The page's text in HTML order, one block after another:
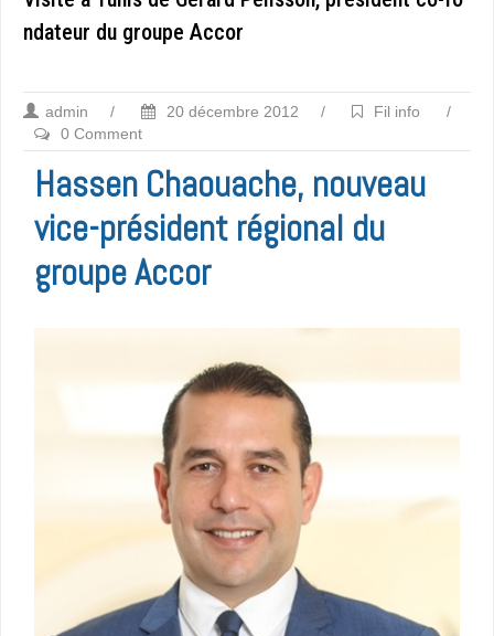
ndateur du groupe Accor
admin / 20 décembre 2012 / Fil info
/
0 Comment
Hassen Chaouache, nouveau
vice-président régional du
groupe Accor